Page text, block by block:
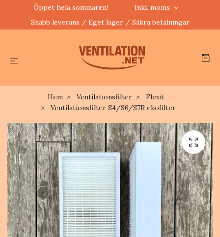
Öppet hela sommaren!
Inkl. moms
Snabb leverans / Eget lager / Säkra betalningar
Hem Ventilationsfilter
Flexit
Ventilationsfilter S4/S6/S7R ekofilter